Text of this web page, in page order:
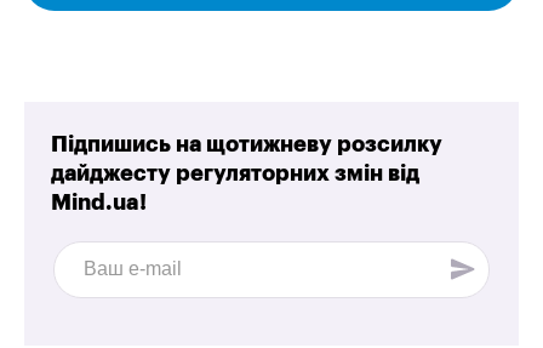
Підпишись на щотижневу розсилку
дайджесту регуляторних змін від
Mind.ua!